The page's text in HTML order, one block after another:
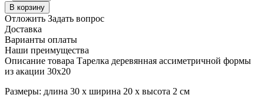
В корзину
Отложить Задать вопрос
Доставка
Варианты оплаты
Наши преимущества
Описание товара Тарелка деревянная ассиметричной формы
из акации 30x20
Размеры: длина 30 х ширина 20 х высота 2 см